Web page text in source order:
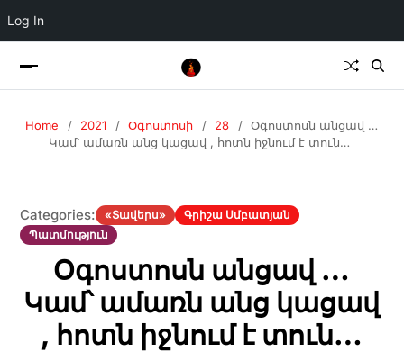
Log In
Home 2021 Օգոստոսի 28
Օգոստոսն անցավ …
Կամ՝ ամառն անց կացավ , հոտն իջնում է տուն…
Categories: «Տավերս»
Գրիշա Սմբատյան
Պատմություն
Օգոստոսն անցավ …
Կամ՝ ամառն անց կացավ
, հոտն իջնում է տուն…